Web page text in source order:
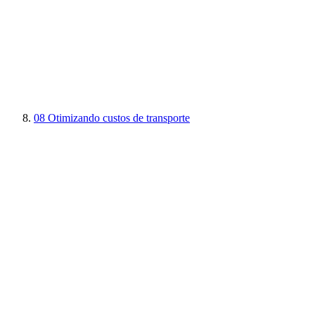
08 Otimizando custos de transporte